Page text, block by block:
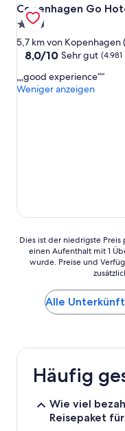
Copenhagen Go
Copenhagen Go
2.5-
Sterne-
Unterkunft
5,7 km von
8.0
10,
Sehr
8,0/10 Sehr gut
„good experience“
Weniger anzeigen
Dies
der
den
24 Stunden
einen
Aufenthalt
Dies ist der niedrigste
einen Aufenthalt mit 1
wurde. Preise und
Alle
Häufig
Wie viel
Reisepaket